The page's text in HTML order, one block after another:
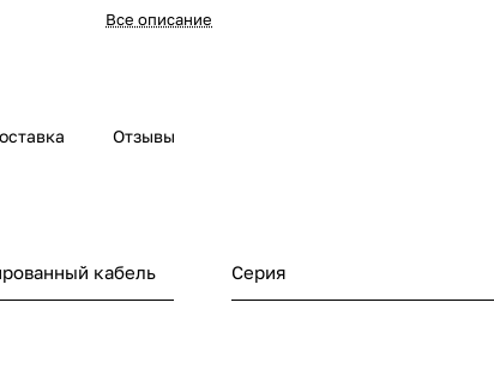
коммуникационной инфраструктуры между
магистральных подсистем и для организации
Все описание
Отзывы
кабель Серия